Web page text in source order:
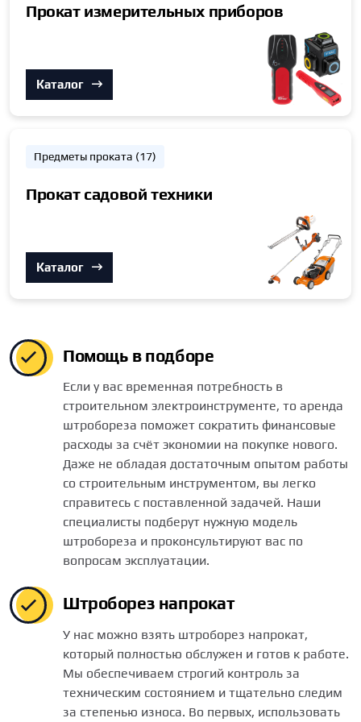
Прокат измерительных приборов
Каталог
Предметы проката (17)
Прокат садовой техники
Каталог
Помощь в подборе
Если у вас временная потребность в
строительном электроинструменте, то аренда
штробореза поможет сократить финансовые
расходы за счёт экономии на покупке нового.
Даже не обладая достаточным опытом работы
со строительным инструментом, вы легко
справитесь с поставленной задачей. Наши
специалисты подберут нужную модель
штробореза и проконсультируют вас по
вопросам эксплуатации.
Штроборез напрокат
У нас можно взять штроборез напрокат,
который полностью обслужен и готов к работе.
Мы обеспечиваем строгий контроль за
техническим состоянием и тщательно следим
за степенью износа. Во первых, использовать